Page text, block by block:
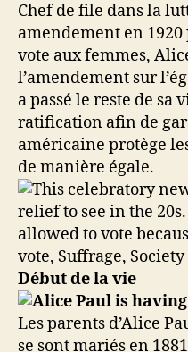
Chef de file dans la
amendement en
vote aux femmes,
l’amendement sur
a passé le reste de sa
ratification afin de
américaine protège
de manière égale.
Début de la vie
Les parents d’Alice
se sont mariés en